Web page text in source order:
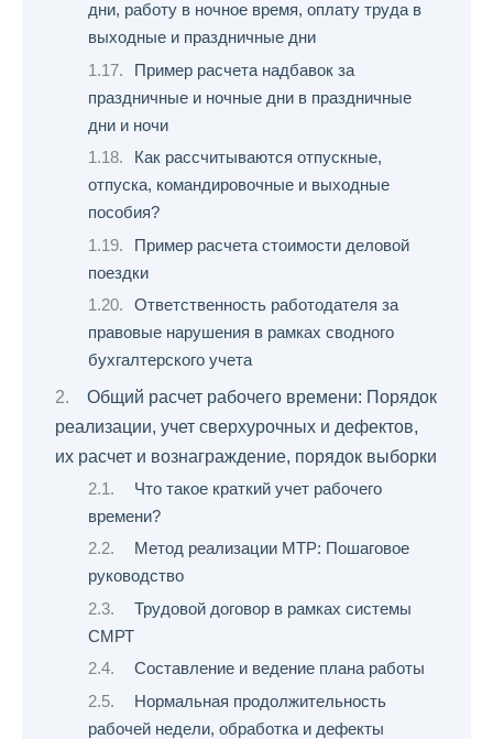
дни, работу в ночное время, оплату труда в
выходные и праздничные дни
Пример расчета надбавок за
праздничные и ночные дни в праздничные
дни и ночи
Как рассчитываются отпускные,
отпуска, командировочные и выходные
пособия?
Пример расчета стоимости деловой
поездки
Ответственность работодателя за
правовые нарушения в рамках сводного
бухгалтерского учета
Общий расчет рабочего времени: Порядок
реализации, учет сверхурочных и дефектов,
их расчет и вознаграждение, порядок выборки
Что такое краткий учет рабочего
времени?
Метод реализации МТР: Пошаговое
руководство
Трудовой договор в рамках системы
СМРТ
Составление и ведение плана работы
Нормальная продолжительность
рабочей недели, обработка и дефекты